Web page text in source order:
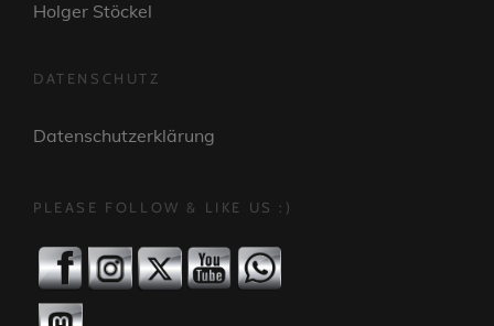
Holger Stöckel
DATENSCHUTZ
Datenschutzerklärung
PLEASE FOLLOW & LIKE US :)